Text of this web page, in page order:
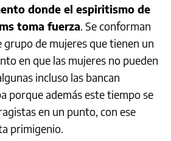
donde el espiritismo de
toma fuerza. Se conforman
grupo de mujeres que tienen un
en que las mujeres no pueden
incluso las bancan
porque además este tiempo se
en un punto, con ese
primigenio.